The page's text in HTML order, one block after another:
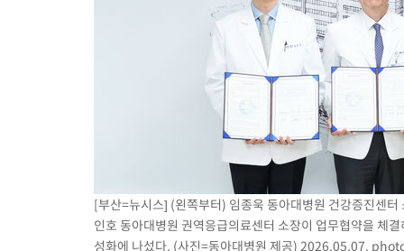
[부산=뉴시스] (왼쪽부터) 임종욱 동아대병원 건강증진센
인호 동아대병원 권역응급의료센터 소장이 업무협약을 체
성화에 나섰다. (사진=동아대병원 제공) 2026.05.07.